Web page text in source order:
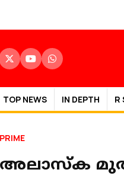
TOP NEWS IN DEPTH R
PRIME
അലാസ്‌ക